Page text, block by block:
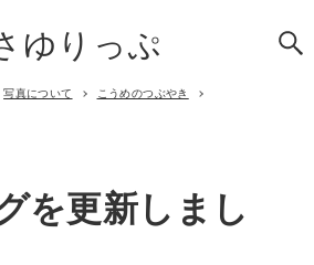
ゆりっぷ
写真について
こうめのつぶやき
を更新しまし